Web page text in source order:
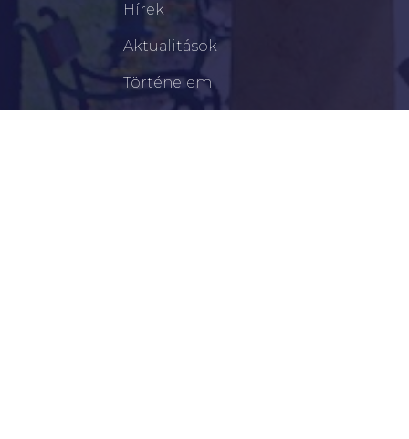
Hírek
Aktualitások
Történelem